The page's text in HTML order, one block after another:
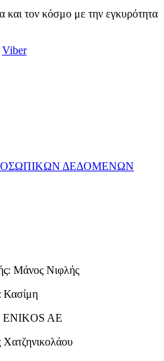
και τον κόσμο με την εγκυρότητα
Viber
ΔΕΔΟΜΕΝΩΝ
Μάνος Νιφλής
Κασίμη
ENIKOS AE
Χατζηνικολάου